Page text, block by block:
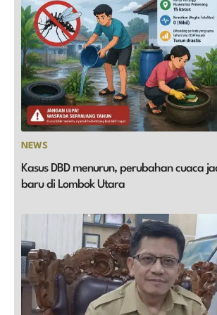
NEWS
Kasus DBD menurun, perubahan cuaca
baru di Lombok Utara